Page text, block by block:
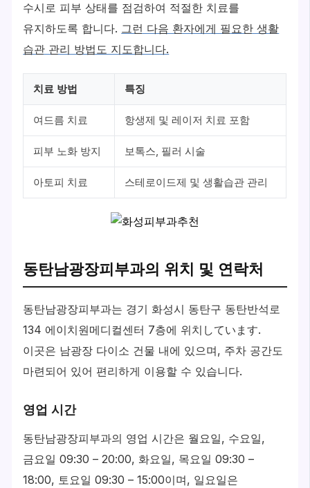
수시로 피부 상태를 점검하여 적절한 치료를
유지하도록 합니다. 그런 다음 환자에게 필요한 생활
습관 관리 방법도 지도합니다.
치료 방법 특징
여드름 치료 항생제 및 레이저 치료 포함
피부 노화 방지 보톡스, 필러 시술
아토피 치료 스테로이드제 및 생활습관 관리
동탄남광장피부과의 위치 및 연락처
동탄남광장피부과는 경기 화성시 동탄구 동탄반석로
134 에이치원메디컬센터 7층에 위치しています.
이곳은 남광장 다이소 건물 내에 있으며, 주차 공간도
마련되어 있어 편리하게 이용할 수 있습니다.
영업 시간
동탄남광장피부과의 영업 시간은 월요일, 수요일,
금요일 09:30 – 20:00, 화요일, 목요일 09:30 –
18:00, 토요일 09:30 – 15:00이며, 일요일은